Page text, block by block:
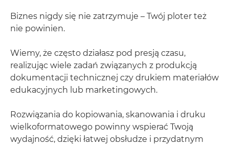
Biznes nigdy się nie zatrzymuje – Twój ploter też
nie powinien.
Wiemy, że często działasz pod presją czasu,
realizując wiele zadań związanych z produkcją
dokumentacji technicznej czy drukiem materiałów
edukacyjnych lub marketingowych.
Rozwiązania do kopiowania, skanowania i druku
wielkoformatowego powinny wspierać Twoją
wydajność, dzięki łatwej obsłudze i przydatnym